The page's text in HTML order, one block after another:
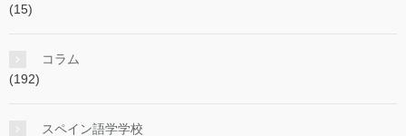
(15)
コラム
(192)
スペイン語学学校